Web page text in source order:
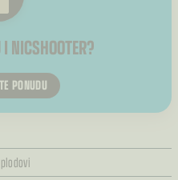
NICSHOOTER?
PONUDU